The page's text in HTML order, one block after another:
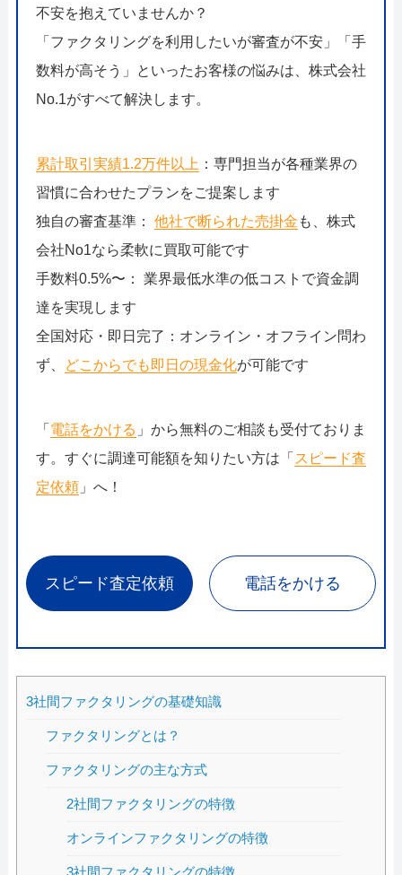
不安を抱えていませんか？
「ファクタリングを利用したいが審査が不安」「手
数料が高そう」といったお客様の悩みは、株式会社
No.1がすべて解決します。
累計取引実績1.2万件以上 ：専門担当が各種業界の
習慣に合わせたプランをご提案します
独自の審査基準： 他社で断られた売掛金 も、株式
会社No1なら柔軟に買取可能です
手数料0.5%〜： 業界最低水準の低コストで資金調
達を実現します
全国対応・即日完了：オンライン・オフライン問わ
ず、
どこからでも即日の現金化が可能です
「 電話をかける 」から無料のご相談も受付ておりま
す。すぐに調達可能額を知りたい方は「 スピード査
定依頼」へ！
スピード査定依頼 電話をかける
3社間ファクタリングの基礎知識
ファクタリングとは？
ファクタリングの主な方式
2社間ファクタリングの特徴
オンラインファクタリングの特徴